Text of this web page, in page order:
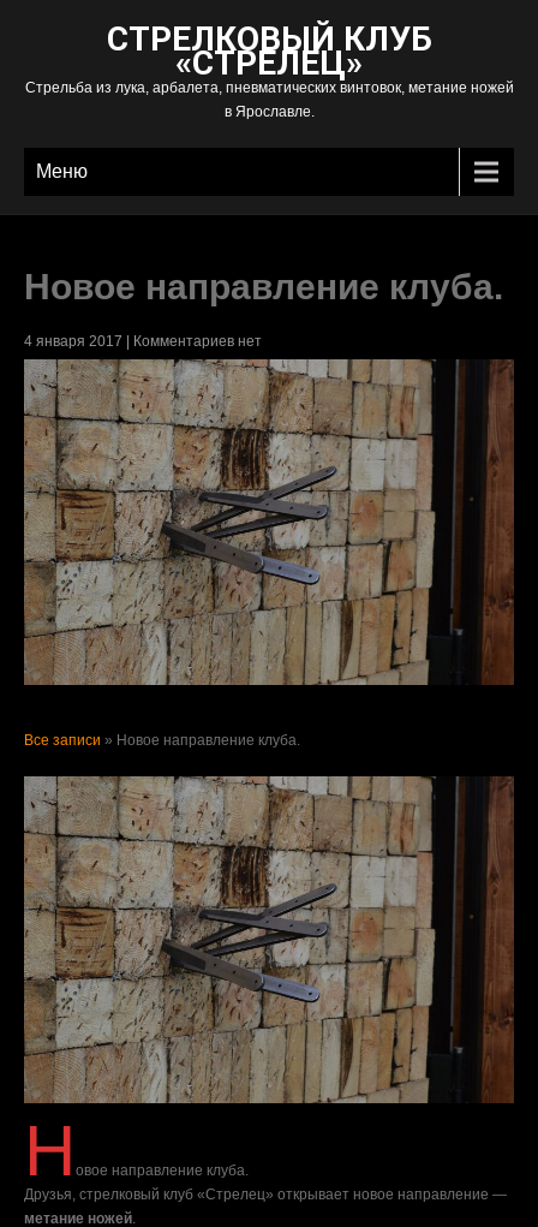
СТРЕЛКОВЫЙ КЛУБ
«СТРЕЛЕЦ»
Стрельба из лука, арбалета, пневматических винтовок, метание ножей
в Ярославле.
Меню
Новое направление клуба.
4 января 2017 Комментариев нет
Все записи » Новое направление клуба.
Н овое направление клуба.
Друзья, стрелковый клуб «Стрелец» открывает новое направление —
метание ножей.